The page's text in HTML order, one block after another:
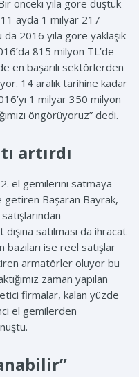
önceki yıla göre düştük
11 ayda 1 milyar 217
2016 yıla göre yaklaşık
815 milyon TL’de
en başarılı sektörlerden
14 aralık tarihine kadar
1 milyar 350 milyon
öngörüyoruz” dedi.
artırdı
el gemilerini satmaya
getiren Başaran Bayrak,
satılması da ihracat
bazıları ise reel satışlar
armatörler oluyor bu
zaman yapılan
firmalar, kalan yüzde
el gemilerden